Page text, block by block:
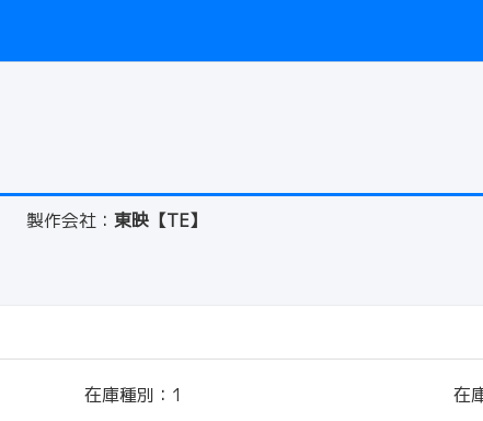
製作会社： 東映【TE】
在庫種別： 1 在